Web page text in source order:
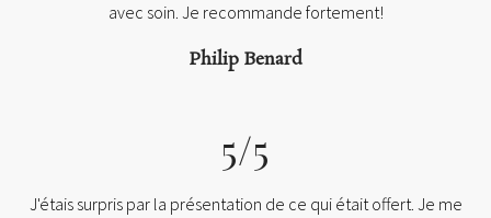
avec soin. Je recommande fortement!
Philip Benard
5/5
J'étais surpris par la présentation de ce qui était offert. Je me